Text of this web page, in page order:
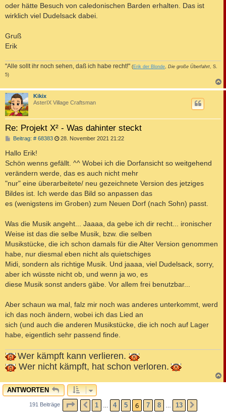
oder hätte Besuch von caledonischen Barden erhalten. Das ist
wirklich viel Dudelsack dabei.
Gruß
Erik
"Alle sollt ihr noch sehen, daß ich habe recht!" (Erik der Blonde, Die große Überfahrt, S.
5)
a
Kikix
AsterIX Village Craftsman
Re: Projekt X² - Was dahinter steckt
Beitrag: # 68383B
r
a
g
28. November 2021 21:22
Hallo Erik!
Schön wenns gefällt. ^^ Wobei ich die Dorfansicht so weitgehend
verändern werde, das es auch nicht mehr
"nur" eine überarbeitete/ neu gezeichnete Version des jetziges
Bildes ist. Ich werde das Bild so anpassen das
es (wenigstens im Groben) zum Neuen Dorf (nach Sohn) passt.
Was die Musik angeht... Jaaaa, da gebe ich dir recht... ironischer
Weise ist das die selbe Musik, bzw. die selben
Musikstücke, die ich schon damals für die Alter Version genommen
habe, nur diesmal eben nicht als quietschiges
Midi, sondern als richtige Musik. Und jaaaa, viel Dudelsack, sorry,
aber ich wüsste nicht ob, und wenn ja wo, es
diese Musik sonst anders gäbe. Vor allem frei benutzbar...
Aber schaun wa mal, falz mir noch was anderes unterkommt, werd
ich das noch ändern, wobei ich das Lied an
sich (und auch die anderen Musikstücke, die ich noch auf Lager
habe, eigentlich sehr passend finde.
Wer kämpft kann verlieren.
Wer nicht kämpft, hat schon verloren.
a
ANTWORTEN
191 Beiträge SEITE6 VON 13
VORHERIGE
1 4 5 6 7 8 13